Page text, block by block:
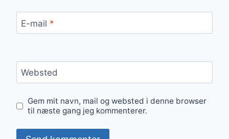
E-mail *
Websted
Gem mit navn, mail og websted i denne browser
til næste gang jeg kommenterer.